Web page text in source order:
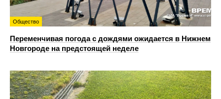
Общество
Переменчивая погода с дождями ожидается в Нижнем
Новгороде на предстоящей неделе